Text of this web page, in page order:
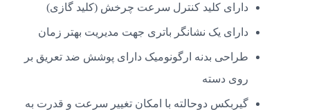
دارای کلید کنترل سرعت چرخش (کلید گازی)
دارای یک نشانگر باتری جهت مدیریت بهتر زمان
طراحی بدنه ارگونومیک دارای پوشش ضد تعریق بر
روی دسته
گیربکس دوحالته با امکان تغییر سرعت و قدرت به